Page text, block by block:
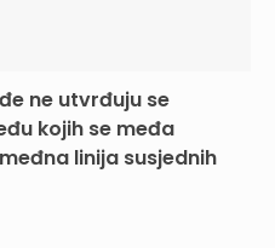
ne utvrđuju se
kojih se međa
linija susjednih